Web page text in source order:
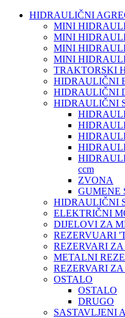
HIDRAULIČNI
MINI
MINI
MINI
MINI
TRAKTORSKI
HIDRAULIČNI
HIDRAULIČNI
HIDRAULIČNI
ccm
ZVONA
GUMENE
HIDRAULIČNI
ELEKTRIČNI
DIJELOVI ZA
REZERVUARI
REZERVARI
METALNI
REZERVARI
OSTALO
OSTALO
DRUGO
SASTAVLJENI